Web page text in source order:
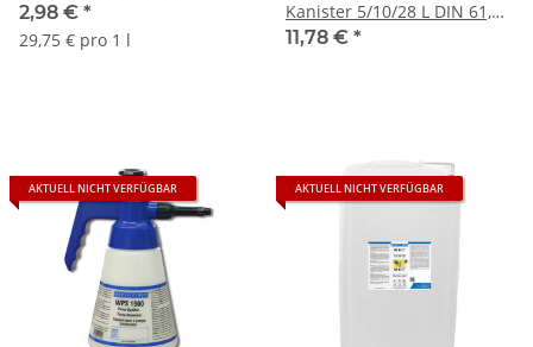
2,98 € *
29,75 € pro 1 l
Kanister 5/10/28 L DIN 61,
Gewinde 61mm
11,78 € *
AKTUELL NICHT VERFÜGBAR AKTUELL NICHT VERFÜGBAR